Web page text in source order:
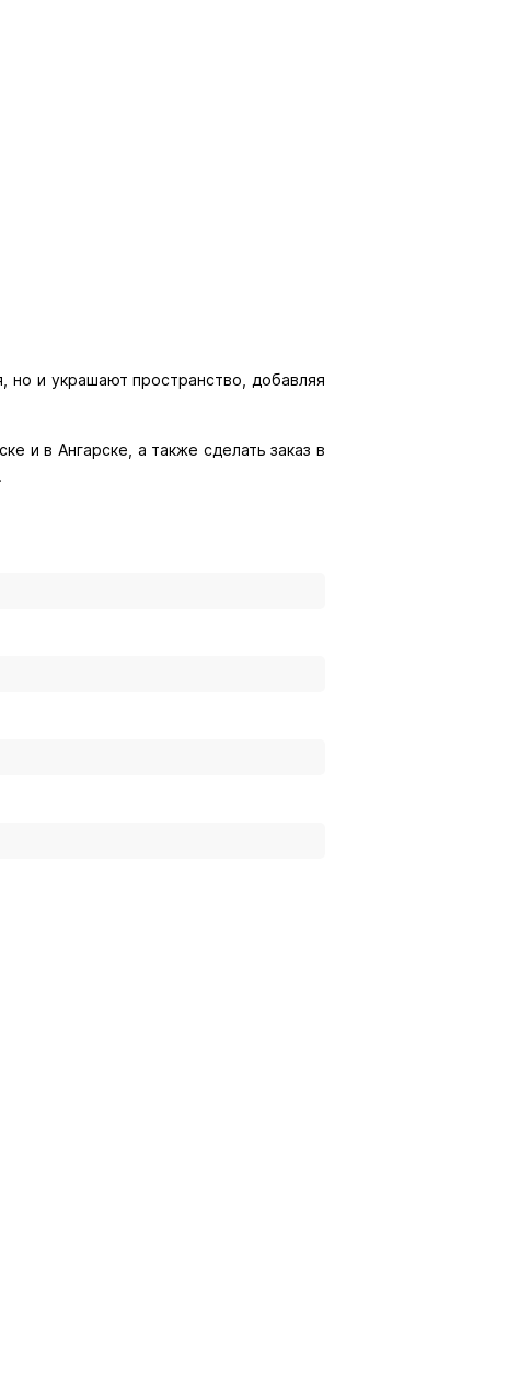
но и украшают пространство, добавляя
и в Ангарске, а также сделать заказ в